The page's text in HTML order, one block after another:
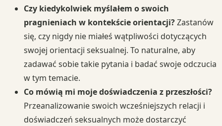
Czy kiedykolwiek myślałem o swoich
pragnieniach w kontekście orientacji?Zastanów
się, czy nigdy nie miałeś wątpliwości dotyczących
swojej orientacji seksualnej. To naturalne, aby
zadawać sobie takie pytania i badać swoje odczucia
w tym temacie.
Co mówią mi moje doświadczenia z przeszłości?
Przeanalizowanie swoich wcześniejszych relacji i
doświadczeń seksualnych może dostarczyć